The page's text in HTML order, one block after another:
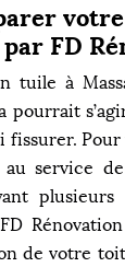
FD
tuile à
pourrait
fissurer.
service
plusieurs
de votre